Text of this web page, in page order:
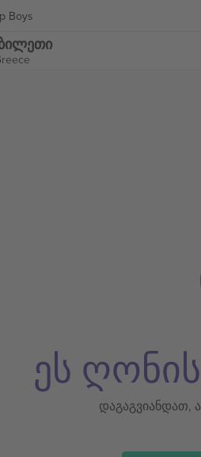
Boys
ეს
დაგაგვიანდათ,